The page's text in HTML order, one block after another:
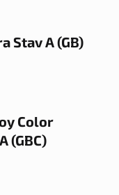
Stav A (GB)
Color
(GBC)